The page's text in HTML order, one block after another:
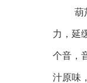
葫
力，延
个音，
汁原味